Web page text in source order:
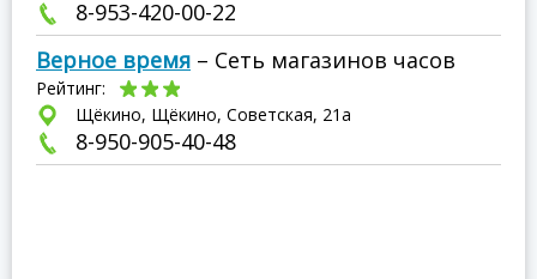
8-953-420-00-22
Верное время – Сеть магазинов часов
Рейтинг:
Щёкино, Щёкино, Советская, 21а
8-950-905-40-48